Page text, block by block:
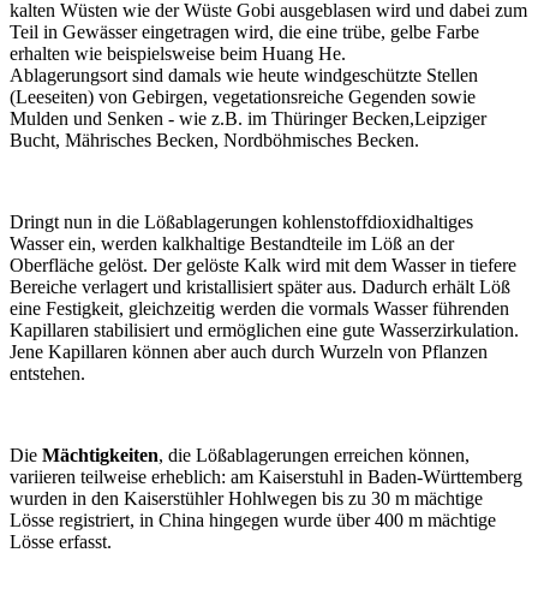
kalten Wüsten wie der Wüste Gobi ausgeblasen wird und dabei zum
Teil in Gewässer eingetragen wird, die eine trübe, gelbe Farbe
erhalten wie beispielsweise beim Huang He.
Ablagerungsort sind damals wie heute windgeschützte Stellen
(Leeseiten) von Gebirgen, vegetationsreiche Gegenden sowie
Mulden und Senken - wie z.B. im Thüringer Becken,Leipziger
Bucht, Mährisches Becken, Nordböhmisches Becken.
Dringt nun in die Lößablagerungen kohlenstoffdioxidhaltiges
Wasser ein, werden kalkhaltige Bestandteile im Löß an der
Oberfläche gelöst. Der gelöste Kalk wird mit dem Wasser in tiefere
Bereiche verlagert und kristallisiert später aus. Dadurch erhält Löß
eine Festigkeit, gleichzeitig werden die vormals Wasser führenden
Kapillaren stabilisiert und ermöglichen eine gute Wasserzirkulation.
Jene Kapillaren können aber auch durch Wurzeln von Pflanzen
entstehen.
Die Mächtigkeiten, die Lößablagerungen erreichen können,
variieren teilweise erheblich: am Kaiserstuhl in Baden-Württemberg
wurden in den Kaiserstühler Hohlwegen bis zu 30 m mächtige
Lösse registriert, in China hingegen wurde über 400 m mächtige
Lösse erfasst.